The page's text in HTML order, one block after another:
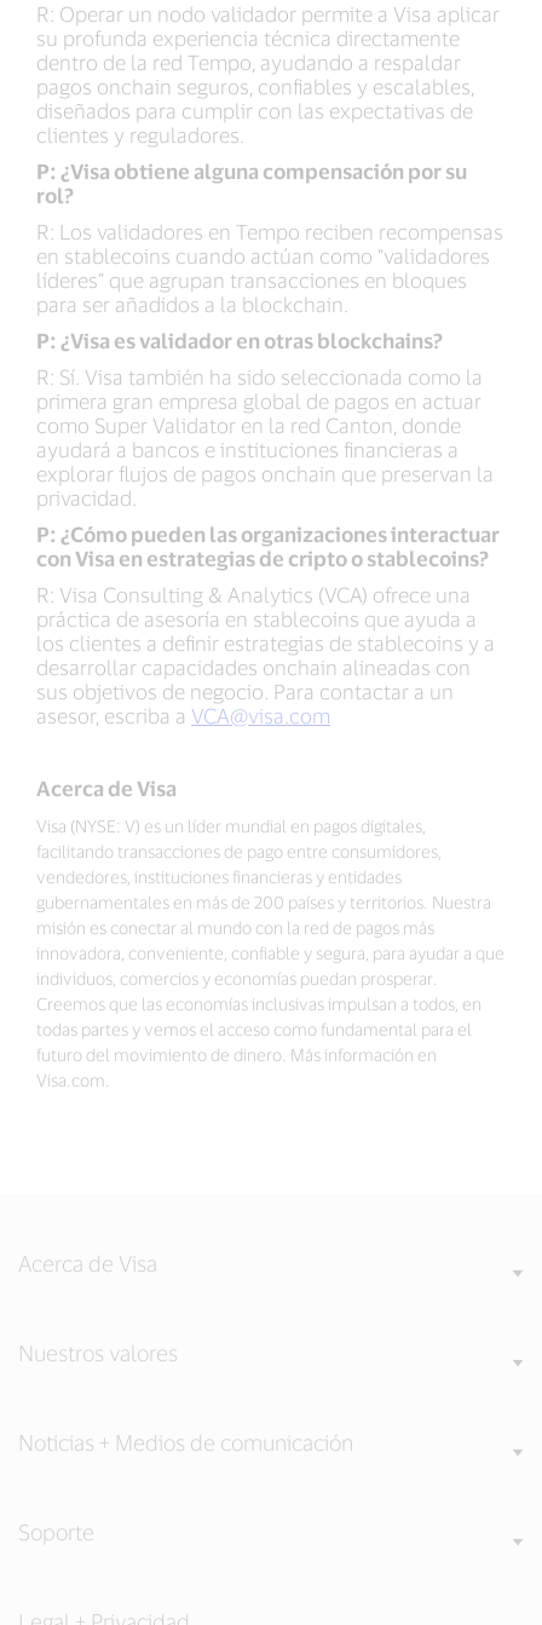
R: Operar un nodo validador permite a Visa aplicar
su profunda experiencia técnica directamente
dentro de la red Tempo, ayudando a respaldar
pagos onchain seguros, confiables y escalables,
diseñados para cumplir con las expectativas de
clientes y reguladores.
P: ¿Visa obtiene alguna compensación por su
rol?
R: Los validadores en Tempo reciben recompensas
en stablecoins cuando actúan como “validadores
líderes” que agrupan transacciones en bloques
para ser añadidos a la blockchain.
P: ¿Visa es validador en otras blockchains?
R: Sí. Visa también ha sido seleccionada como la
primera gran empresa global de pagos en actuar
como Super Validator en la red Canton, donde
ayudará a bancos e instituciones financieras a
explorar flujos de pagos onchain que preservan la
privacidad.
P: ¿Cómo pueden las organizaciones interactuar
con Visa en estrategias de cripto o stablecoins?
R: Visa Consulting & Analytics (VCA) ofrece una
práctica de asesoría en stablecoins que ayuda a
los clientes a definir estrategias de stablecoins y a
desarrollar capacidades onchain alineadas con
sus objetivos de negocio. Para contactar a un
asesor, escriba a VCA@visa.com
Acerca de Visa
Visa (NYSE: V) es un líder mundial en pagos digitales,
facilitando transacciones de pago entre consumidores,
vendedores, instituciones financieras y entidades
gubernamentales en más de 200 países y territorios. Nuestra
misión es conectar al mundo con la red de pagos más
innovadora, conveniente, confiable y segura, para ayudar a que
individuos, comercios y economías puedan prosperar.
Creemos que las economías inclusivas impulsan a todos, en
todas partes y vemos el acceso como fundamental para el
futuro del movimiento de dinero. Más información en
Visa.com.
Acerca de Visa
Nuestros valores
Noticias + Medios de comunicación
Soporte